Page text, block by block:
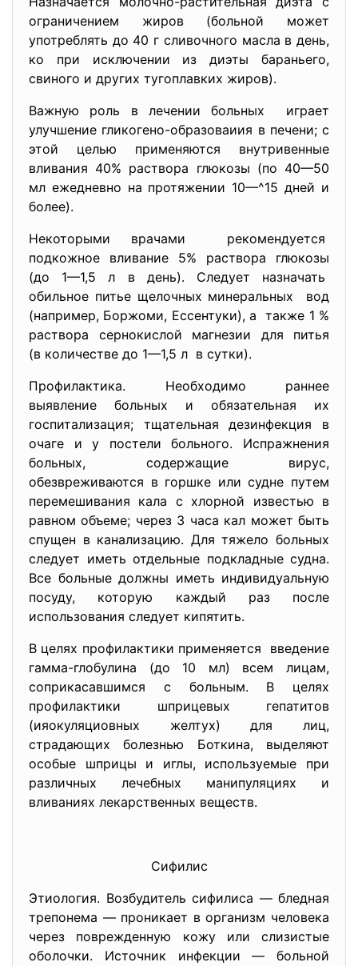
ограничением жиров (больной может
употреблять до 40 г сливочного масла в день,
ко при исключении из диэты бараньего,
свиного и других тугоплавких жиров).
Важную роль в лечении больных играет
улучшение гликогено-образоваиия в печени; с
этой целью применяются внутривенные
вливания 40% раствора глюкозы (по 40—50
мл ежедневно на протяжении 10—^15 дней и
более).
Некоторыми врачами рекомендуется
подкожное вливание 5% раствора глюкозы
(до 1—1,5 л в день). Следует назначать
обильное питье щелочных минеральных вод
(например, Боржоми, Ессентуки), а также 1 %
раствора сернокислой магнезии для питья
(в количестве до 1—1,5 л в сутки).
Профилактика. Необходимо раннее
выявление больных и обязательная их
госпитализация; тщательная дезинфекция в
очаге и у постели больного. Испражнения
больных, содержащие вирус,
обезвреживаются в горшке или судне путем
перемешивания кала с хлорной известью в
равном объеме; через 3 часа кал может быть
спущен в канализацию. Для тяжело больных
следует иметь отдельные подкладные судна.
Все больные должны иметь индивидуальную
посуду, которую каждый раз после
использования следует кипятить.
В целях профилактики применяется введение
гамма-глобулина (до 10 мл) всем лицам,
соприкасавшимся с больным. В целях
профилактики шприцевых гепатитов
(ияокуляциовных желтух) для лиц,
страдающих болезнью Боткина, выделяют
особые шприцы и иглы, используемые при
различных лечебных манипуляциях и
вливаниях лекарственных веществ.
Сифилис
Этиология. Возбудитель сифилиса — бледная
трепонема — проникает в организм человека
через поврежденную кожу или слизистые
оболочки. Источник инфекции — больной